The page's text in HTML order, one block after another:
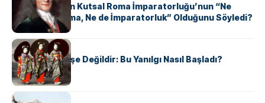
Voltaire Neden Kutsal Roma İmparatorluğu’nun “Ne
Kutsal, Ne Roma, Ne de İmparatorluk” Olduğunu Söyledi?
KÜLTÜR
Geyşalar Fahişe Değildir: Bu Yanılgı Nasıl Başladı?
KÜLTÜR